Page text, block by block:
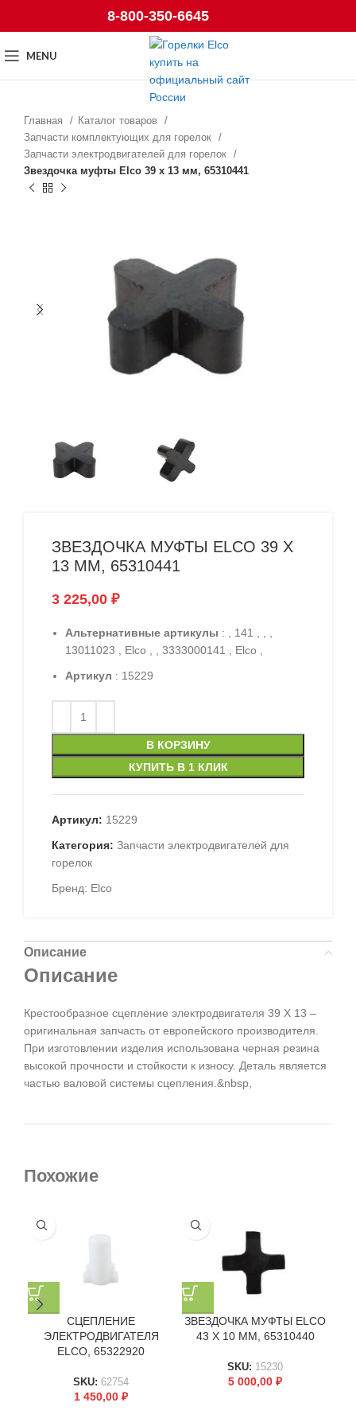
8-800-350-6645
MENU
Главная
Каталог товаров
Запчасти комплектующих для горелок
Запчасти электродвигателей для горелок
Звездочка муфты Elco 39 x 13 мм, 65310441
ЗВЕЗДОЧКА МУФТЫ ELCO 39 X
13 ММ, 65310441
3 225,00 ₽
Альтернативные артикулы : , 141 , , ,
13011023 , Elco , , 3333000141 , Elco ,
Артикул : 15229
В КОРЗИНУ
КУПИТЬ В 1 КЛИК
Артикул: 15229
Категория: Запчасти электродвигателей для
горелок
Бренд: Elco
Описание
Описание
Крестообразное сцепление электродвигателя 39 Х 13 –
оригинальная запчасть от европейского производителя.
При изготовлении изделия использована черная резина
высокой прочности и стойкости к износу. Деталь является
частью валовой системы сцепления.&nbsp,
Похожие
СЦЕПЛЕНИЕ
ЭЛЕКТРОДВИГАТЕЛЯ
ELCO, 65322920
SKU: 62754
1 450,00 ₽
ЗВЕЗДОЧКА МУФТЫ ELCO
43 X 10 ММ, 65310440
SKU: 15230
5 000,00 ₽